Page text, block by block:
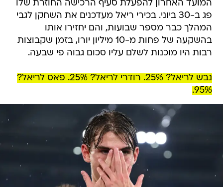
המועד האחרון להפעלת סעיף הרכישה החוזרת שלו
פג ב-30 ביוני. בכירי ריאל מעדכנים את השחקן לגבי
המהלך כבר מספר שבועות, והם יחזירו אותו
בהשקעה של פחות מ-10 מיליון יורו, בזמן שקבוצות
רבות היו מוכנות לשלם עליו סכום גבוה פי שבעה.
נבש לריאל? 25%. רודרי לריאל? 25%. פאס לריאל?
95%.